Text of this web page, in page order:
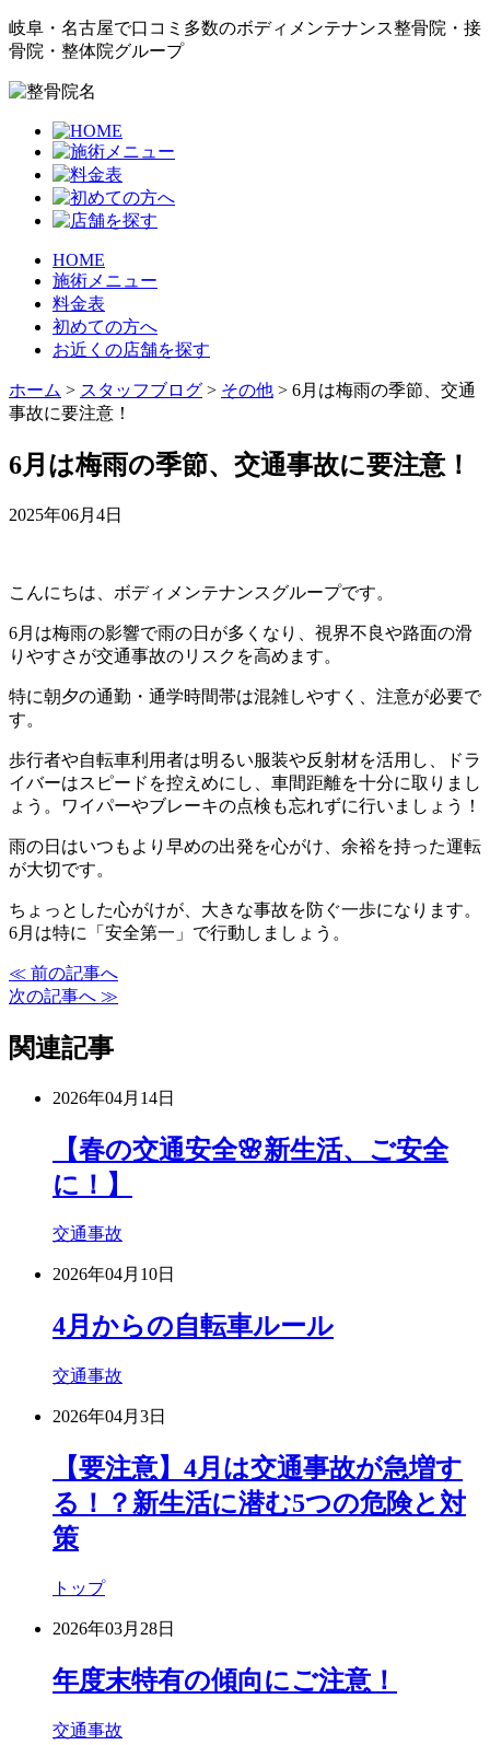
岐阜・名古屋で口コミ多数のボディメンテナンス整骨院・接
骨院・整体院グループ
HOME
施術メニュー
料金表
初めての方へ
お近くの店舗を探す
ホーム > スタッフブログ > その他 > 6月は梅雨の季節、交通
事故に要注意！
6月は梅雨の季節、交通事故に要注意！
2025年06月4日
こんにちは、ボディメンテナンスグループです。
6月は梅雨の影響で雨の日が多くなり、視界不良や路面の滑
りやすさが交通事故のリスクを高めます。
特に朝夕の通勤・通学時間帯は混雑しやすく、注意が必要で
す。
歩行者や自転車利用者は明るい服装や反射材を活用し、ドラ
イバーはスピードを控えめにし、車間距離を十分に取りまし
ょう。ワイパーやブレーキの点検も忘れずに行いましょう！
雨の日はいつもより早めの出発を心がけ、余裕を持った運転
が大切です。
ちょっとした心がけが、大きな事故を防ぐ一歩になります。
6月は特に「安全第一」で行動しましょう。
≪ 前の記事へ
次の記事へ ≫
関連記事
2026年04月14日
【春の交通安全🌸新生活、ご安全
に！】
交通事故
2026年04月10日
4月からの自転車ルール
交通事故
2026年04月3日
【要注意】4月は交通事故が急増す
る！？新生活に潜む5つの危険と対
策
トップ
2026年03月28日
年度末特有の傾向にご注意！
交通事故